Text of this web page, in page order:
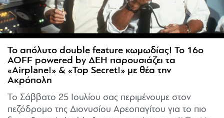
Το απόλυτο double feature κωμωδίας! Το 16ο
AOFF powered by ΔΕΗ παρουσιάζει τα
«Airplane!» & «Top Secret!» με θέα την
Ακρόπολη
Το Σάββατο 25 Ιουλίου σας περιμένουμε στον
πεζόδρομο της Διονυσίου Αρεοπαγίτου για το πιο